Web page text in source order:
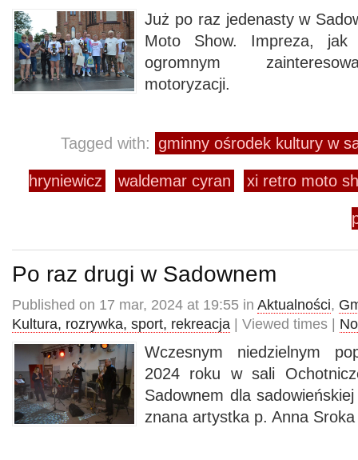
Już po raz jedenasty w
Moto Show. Impreza, jak
ogromnym
motoryzacji.
Tagged with: gminny ośrodek kultury w
hryniewicz waldemar cyran xi retro moto
Po raz drugi w Sadownem
Published on 17 mar, 2024 at 19:55 in Aktualności,
Kultura, rozrywka, sport, rekreacja | Viewed times |
Wczesnym niedzielnym
2024 roku w sali
Sadownem dla
znana artystka p. Anna